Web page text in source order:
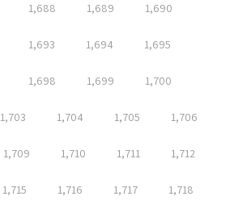
1,688 1,689 1,690
1,693 1,694 1,695
1,698 1,699 1,700
1,703 1,704 1,705 1,706
1,709 1,710 1,711 1,712
1,715 1,716 1,717 1,718